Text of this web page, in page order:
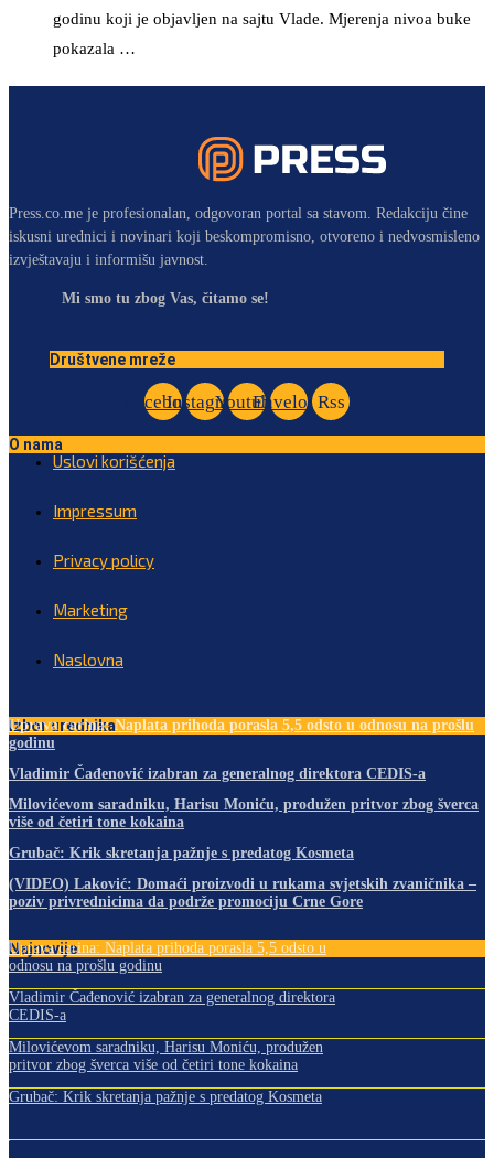
godinu koji je objavljen na sajtu Vlade. Mjerenja nivoa buke
pokazala …
Press.co.me je profesionalan, odgovoran portal sa stavom. Redakciju čine
iskusni urednici i novinari koji beskompromisno, otvoreno i nedvosmisleno
izvještavaju i informišu javnost.
Mi smo tu zbog Vas, čitamo se!
Društvene mreže
Facebook
InstagramYoutubeEnvelopeRss
O nama
Uslovi korišćenja
Impressum
Privacy policy
Marketing
Naslovna
Izbor urednika
Uprava carina: Naplata prihoda porasla 5,5 odsto u odnosu na prošlu
godinu
Vladimir Čađenović izabran za generalnog direktora CEDIS-a
Milovićevom saradniku, Harisu Moniću, produžen pritvor zbog šverca
više od četiri tone kokaina
Grubač: Krik skretanja pažnje s predatog Kosmeta
(VIDEO) Laković: Domaći proizvodi u rukama svjetskih zvaničnika –
poziv privrednicima da podrže promociju Crne Gore
Najnovije
Uprava carina: Naplata prihoda porasla 5,5 odsto u
odnosu na prošlu godinu
Vladimir Čađenović izabran za generalnog direktora
CEDIS-a
Milovićevom saradniku, Harisu Moniću, produžen
pritvor zbog šverca više od četiri tone kokaina
Grubač: Krik skretanja pažnje s predatog Kosmeta